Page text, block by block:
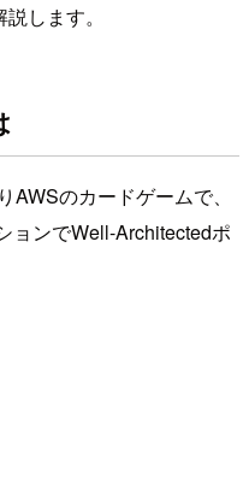
します。
のカードゲームで、
ョンでWell-Architectedポ